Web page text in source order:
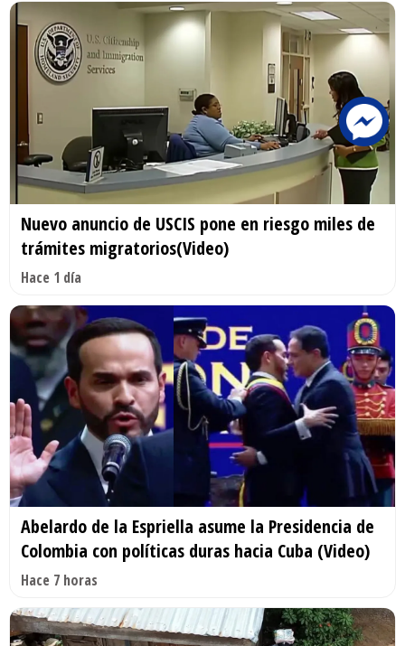
Nuevo anuncio de USCIS pone en riesgo miles de
trámites migratorios(Video)
Hace 1 día
Abelardo de la Espriella asume la Presidencia de
Colombia con políticas duras hacia Cuba (Video)
Hace 7 horas